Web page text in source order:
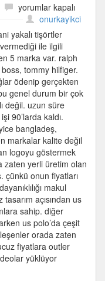
Polo
tişörtler
eleştirisi
gerçeği
yansıtıyor
mu?
için
yorumlar kapalı
onurkayikci
yakalı tişörtler
vermediği ile ilgili
5 marka var. ralph
tommy hilfiger.
ödenip gerçekten
genel durum bir çok
değil. uzun süre
90’larda kaldı.
bangladeş,
markalar kalite değil
logoyu göstermek
zaten yerli üretim olan
çünkü onun fiyatları
makul
tasarım açısından us
sahip. diğer
us polo’da çeşit
orada zaten
fiyatlara outler
yüklüyor